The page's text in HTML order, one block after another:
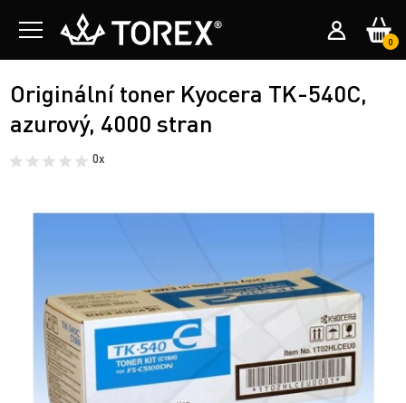
0
Originální toner Kyocera TK-540C,
azurový, 4000 stran
0x